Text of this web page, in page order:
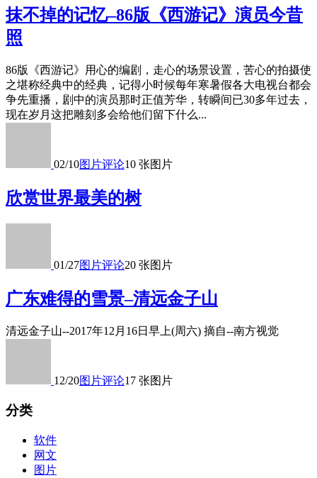
抹不掉的记忆–86版《西游记》演员今昔
照
86版《西游记》用心的编剧，走心的场景设置，苦心的拍摄使
之堪称经典中的经典，记得小时候每年寒暑假各大电视台都会
争先重播，剧中的演员那时正值芳华，转瞬间已30多年过去，
现在岁月这把雕刻多会给他们留下什么...
02/10图片评论10 张图片
欣赏世界最美的树
01/27图片评论20 张图片
广东难得的雪景–清远金子山
清远金子山--2017年12月16日早上(周六) 摘自--南方视觉
12/20图片评论17 张图片
分类
软件
网文
图片